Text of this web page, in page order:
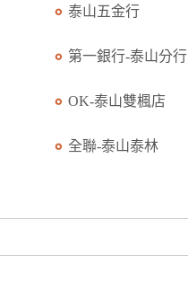
泰山五金行
第一銀行-泰山分行
OK-泰山雙楓店
全聯-泰山泰林